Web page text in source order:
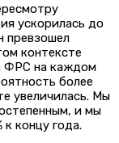
ускорилась до
превзошел
контексте
ФРС на каждом
более
увеличилась. Мы
и мы
концу года.